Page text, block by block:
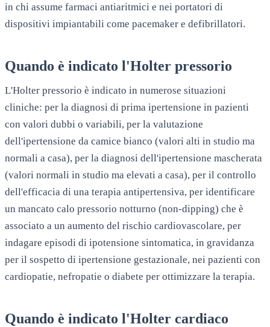
in chi assume farmaci antiaritmici e nei portatori di
dispositivi impiantabili come pacemaker e defibrillatori.
Quando è indicato l'Holter pressorio
L'Holter pressorio è indicato in numerose situazioni
cliniche: per la diagnosi di prima ipertensione in pazienti
con valori dubbi o variabili, per la valutazione
dell'ipertensione da camice bianco (valori alti in studio ma
normali a casa), per la diagnosi dell'ipertensione mascherata
(valori normali in studio ma elevati a casa), per il controllo
dell'efficacia di una terapia antipertensiva, per identificare
un mancato calo pressorio notturno (non-dipping) che è
associato a un aumento del rischio cardiovascolare, per
indagare episodi di ipotensione sintomatica, in gravidanza
per il sospetto di ipertensione gestazionale, nei pazienti con
cardiopatie, nefropatie o diabete per ottimizzare la terapia.
Quando è indicato l'Holter cardiaco